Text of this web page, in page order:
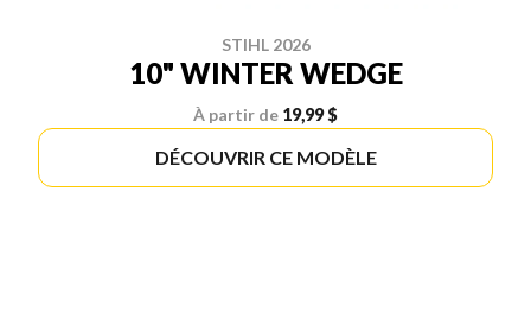
STIHL 2026
10" WINTER WEDGE
À partir de 19,99 $
DÉCOUVRIR CE MODÈLE